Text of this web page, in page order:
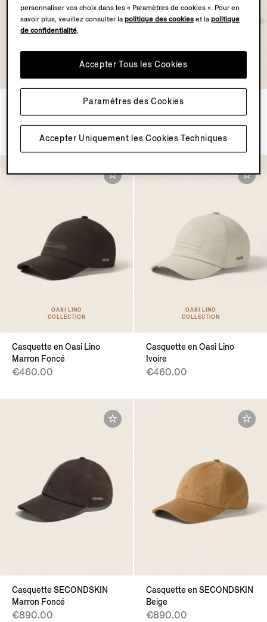
OASI LINO
Casquette en Oasi Lino Bleu
Marine
€460.00
OASI LINO
Casquette en Oasi Lino Vert
Sapin
€460.00
OASI LINO
COLLECTION
Casquette en Oasi Lino
Marron Foncé
€460.00
OASI LINO
COLLECTION
Casquette en Oasi Lino
Ivoire
€460.00
Casquette SECONDSKIN
Marron Foncé
€890.00
Casquette en SECONDSKIN
Beige
€890.00
personnaliser vos choix dans les « Paramètres de cookies ». Pour en
savoir plus, veuillez consulter lapolitique des cookies et lapolitique
de confidentialité.
Accepter Uniquement les Cookies Techniques
Accepter Tous les Cookies
Paramètres des Cookies